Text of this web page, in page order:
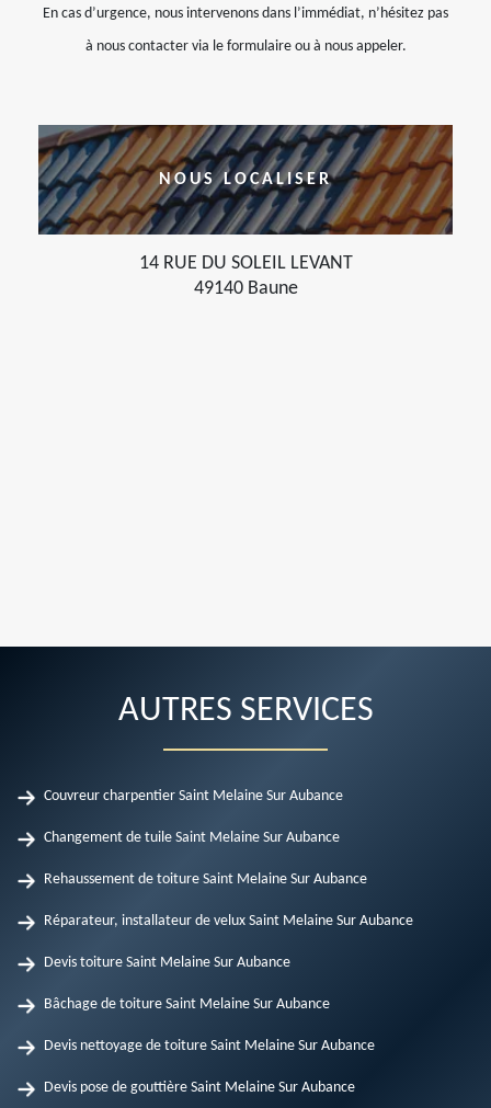
En cas d’urgence, nous intervenons dans l’immédiat, n’hésitez pas
à nous contacter via le formulaire ou à nous appeler.
NOUS LOCALISER
14 RUE DU SOLEIL LEVANT
49140 Baune
AUTRES SERVICES
Couvreur charpentier Saint Melaine Sur Aubance
Changement de tuile Saint Melaine Sur Aubance
Rehaussement de toiture Saint Melaine Sur Aubance
Réparateur, installateur de velux Saint Melaine Sur Aubance
Devis toiture Saint Melaine Sur Aubance
Bâchage de toiture Saint Melaine Sur Aubance
Devis nettoyage de toiture Saint Melaine Sur Aubance
Devis pose de gouttière Saint Melaine Sur Aubance